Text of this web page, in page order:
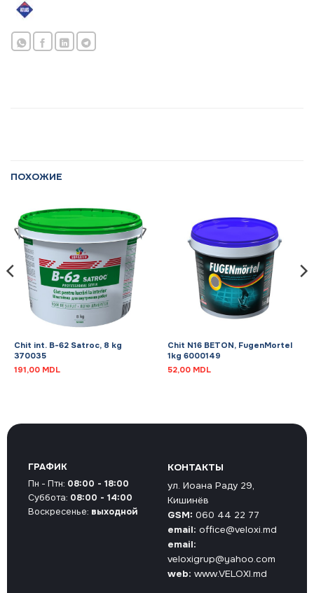
ПОХОЖИЕ
Chit int. B-62 Satroc, 8 kg
370035
191,00 MDL
Chit N16 BETON, FugenMortel
1kg 6000149
52,00 MDL
КОНТАКТЫ
ул. Иоана Раду 29,
Кишинёв
GSM: 060 44 22 77
email: office@veloxi.md
email:
veloxigrup@yahoo.com
web: www.VELOXI.md
ГРАФИК
Пн - Птн: 08:00 - 18:00
Суббота: 08:00 - 14:00
Воскресенье: выходной